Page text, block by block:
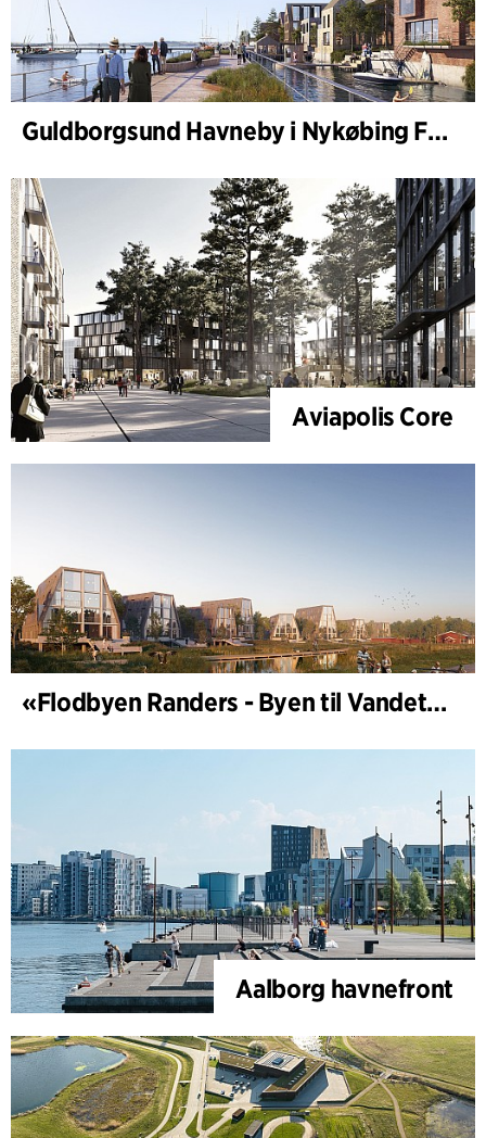
Guldborgsund Havneby i Nykøbing Falster
Aviapolis Core
«Flodbyen Randers - Byen til Vandet» (utviklingsplan)
Aalborg havnefront